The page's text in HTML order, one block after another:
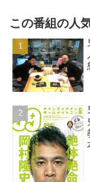
この番組の人